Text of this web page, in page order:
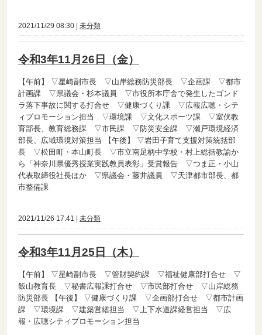
2021/11/29 08:30 | 未分類
令和3年11月26日（金）
【午前】
▽星崎副市長 ▽山岸総務防災部長 ▽企画課 ▽都市
計画課 ▽県議会・杉本議員 ▽市役所本庁舎で発生したゴンド
ラ落下事故に関する打合せ ▽健康づくり課 ▽広報広聴・シテ
ィプロモーション担当 ▽環境課 ▽文化スポーツ課 ▽室伏教
育部長、教育総務課 ▽市民課 ▽防災安全課 ▽瀬戸環境経済
部長、広域環境対策担当
【午後】
▽岩田子育て支援対策統括部
長 ▽松田町・本山町長 ▽市立南足柄中学校・村上総括教諭か
ら「神奈川県優秀授業実践教員表彰」受賞報告 ▽つま正・小山
代表取締役社長ほか ▽県議会・藤井議員 ▽天津都市部長、都
市整備課
2021/11/26 17:41 | 未分類
令和3年11月25日（木）
【午前】
▽星崎副市長 ▽管財契約課 ▽福祉健康部打合せ ▽
飯山教育長 ▽秘書広報課打合せ ▽市民部打合せ ▽山岸総務
防災部長 【午後】
▽健康づくり課 ▽企画部打合せ ▽都市計画
課 ▽環境課 ▽建築営繕担当 ▽上下水道課経営担当 ▽広
報・広聴シティプロモーション担当